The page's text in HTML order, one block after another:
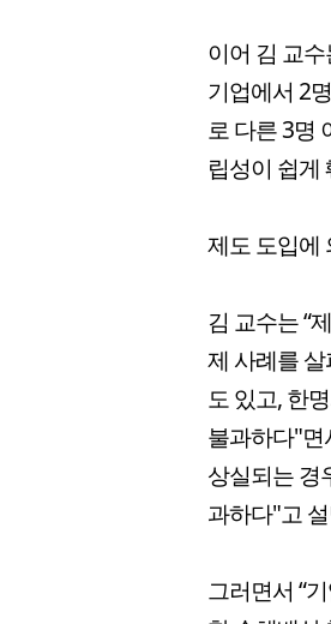
이어 김 교
기업에서 2
로 다른 3명
립성이 쉽게
제도 도입에
김 교수는 “
제 사례를
도 있고, 한
불과하다"면
상실되는 경
과하다"고
그러면서 “